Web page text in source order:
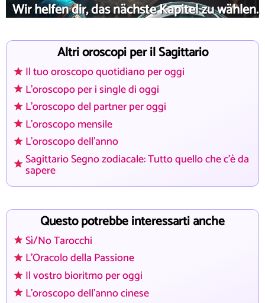
Wir helfen dir, das nächste Kapitel zu wählen.
Altri oroscopi per il Sagittario
Il tuo oroscopo quotidiano per oggi
L'oroscopo per i single di oggi
L'oroscopo del partner per oggi
L'oroscopo mensile
L'oroscopo dell'anno
Sagittario Segno zodiacale: Tutto quello che c'è da
sapere
Questo potrebbe interessarti anche
Sì/No Tarocchi
L'Oracolo della Passione
Il vostro bioritmo per oggi
L'oroscopo dell'anno cinese